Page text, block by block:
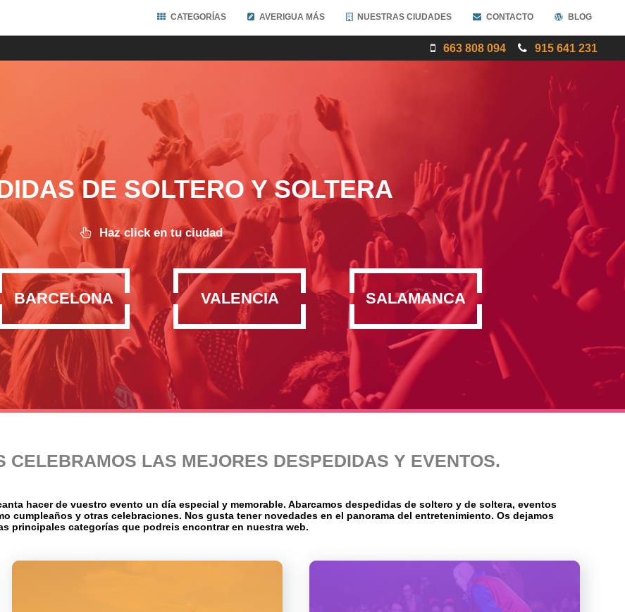
CATEGORÍAS AVERIGUA MÁS NUESTRAS CIUDADES CONTACTO BLOG
663 808 094 915 641 231
DE SOLTERO Y SOLTERA
Haz click en tu ciudad
BARCELONA VALENCIA SALAMANCA
CELEBRAMOS LAS MEJORES DESPEDIDAS Y EVENTOS.
hacer de vuestro evento un día especial y memorable. Abarcamos despedidas de soltero y de soltera, eventos
cumpleaños y otras celebraciones. Nos gusta tener novedades en el panorama del entretenimiento. Os dejamos
principales categorías que podreis encontrar en nuestra web.